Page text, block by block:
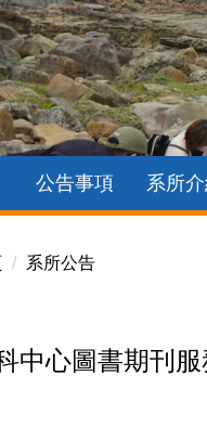
公告事項 系所
系所公告
中心圖書期刊